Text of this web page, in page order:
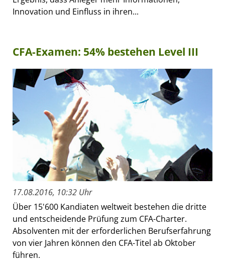
Innovation und Einfluss in ihren...
CFA-Examen: 54% bestehen Level III
17.08.2016, 10:32 Uhr
Über 15'600 Kandiaten weltweit bestehen die dritte
und entscheidende Prüfung zum CFA-Charter.
Absolventen mit der erforderlichen Berufserfahrung
von vier Jahren können den CFA-Titel ab Oktober
führen.